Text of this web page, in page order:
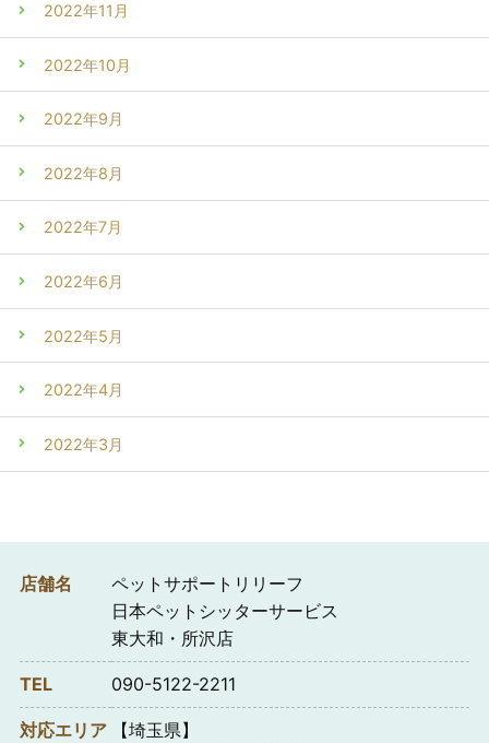
2022年11月
2022年10月
2022年9月
2022年8月
2022年7月
2022年6月
2022年5月
2022年4月
2022年3月
店舗名
ペットサポートリリーフ
日本ペットシッターサービス
東大和・所沢店
TEL 090-5122-2211
対応エリア
【埼玉県】